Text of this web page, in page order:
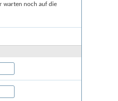
warten noch auf die